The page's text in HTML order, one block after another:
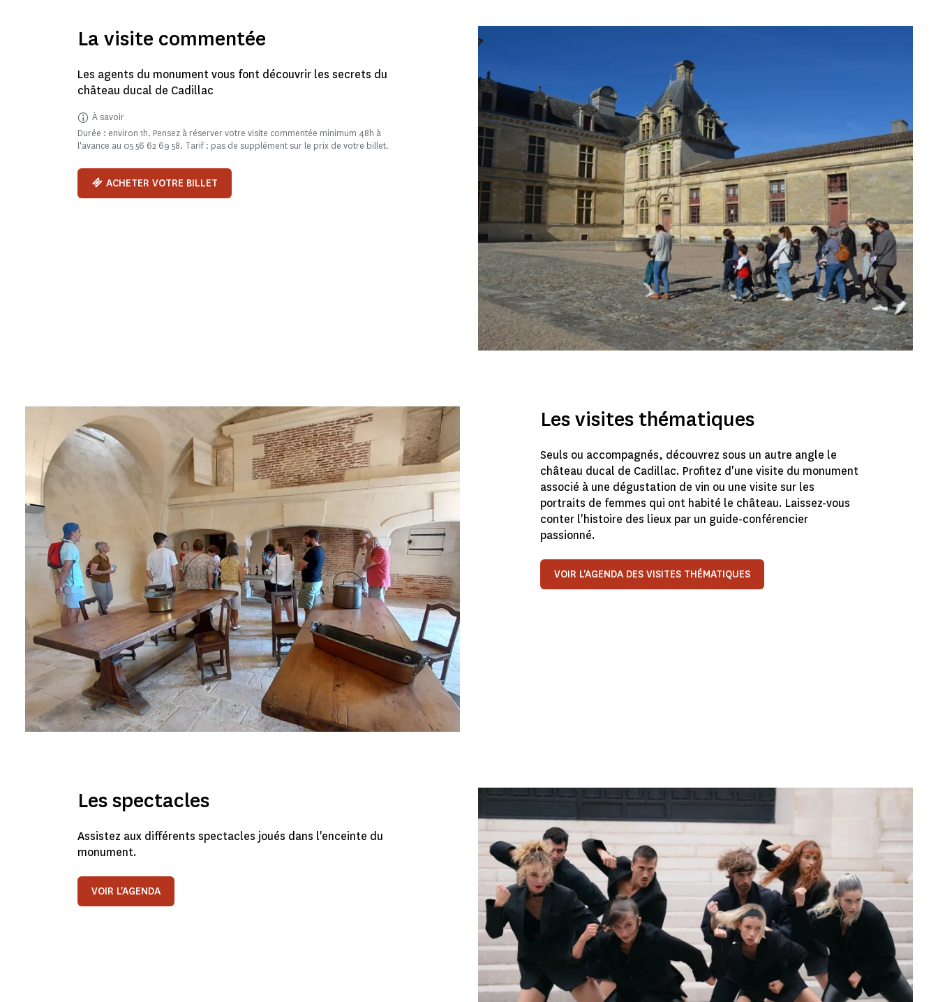
La visite commentée
Les agents du monument vous font découvrir les secrets du
château ducal de Cadillac
À savoir
Durée : environ 1h. Pensez à réserver votre visite commentée minimum 48h à
l'avance au 05 56 62 69 58. Tarif : pas de supplément sur le prix de votre billet.
ACHETER VOTRE BILLET
Les visites thématiques
Seuls ou accompagnés, découvrez sous un autre angle le
château ducal de Cadillac. Profitez d'une visite du monument
associé à une dégustation de vin ou une visite sur les
portraits de femmes qui ont habité le château. Laissez-vous
conter l'histoire des lieux par un guide-conférencier
passionné.
VOIR L'AGENDA DES VISITES THÉMATIQUES
Les spectacles
Assistez aux différents spectacles joués dans l'enceinte du
monument.
VOIR L'AGENDA